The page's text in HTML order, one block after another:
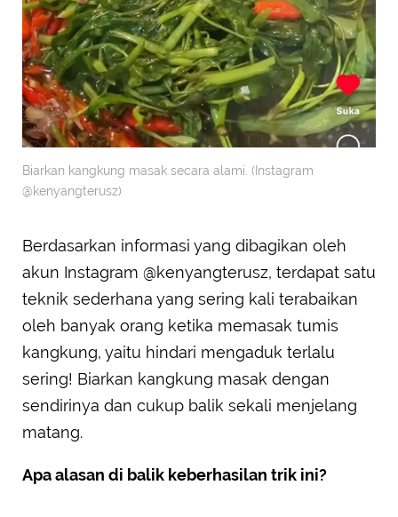
Biarkan kangkung masak secara alami. (Instagram
@kenyangterusz)
Berdasarkan informasi yang dibagikan oleh
akun Instagram @kenyangterusz, terdapat satu
teknik sederhana yang sering kali terabaikan
oleh banyak orang ketika memasak tumis
kangkung, yaitu hindari mengaduk terlalu
sering! Biarkan kangkung masak dengan
sendirinya dan cukup balik sekali menjelang
matang.
Apa alasan di balik keberhasilan trik ini?